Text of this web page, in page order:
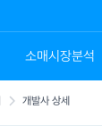
소매시장분석
개발사 상세